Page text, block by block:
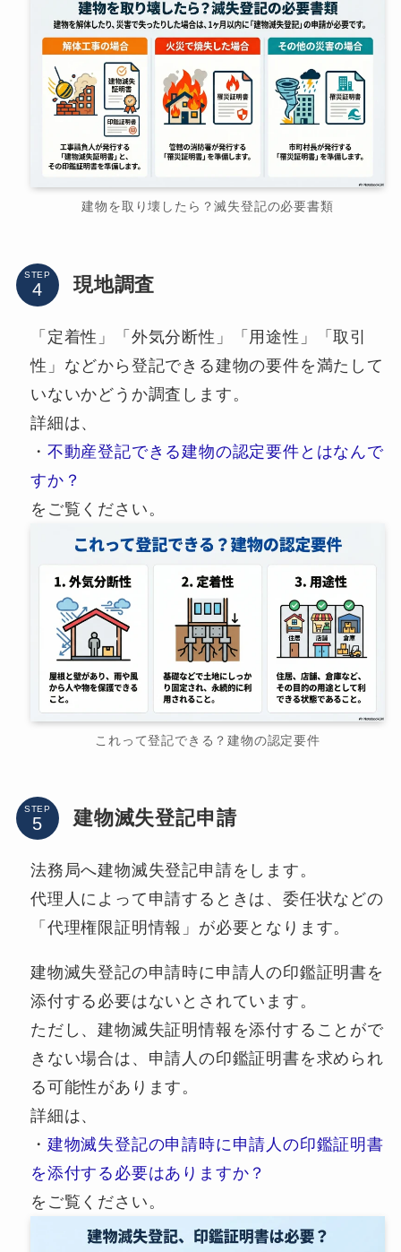
建物を取り壊したら？滅失登記の必要書類
STEP 現地調査
「定着性」「外気分断性」「用途性」「取引
性」などから登記できる建物の要件を満たして
いないかどうか調査します。
詳細は、
・ 不動産登記できる建物の認定要件とはなんで
すか？
をご覧ください。
これって登記できる？建物の認定要件
STEP 建物滅失登記申請
法務局へ建物滅失登記申請をします。
代理人によって申請するときは、委任状などの
「代理権限証明情報」が必要となります。
建物滅失登記の申請時に申請人の印鑑証明書を
添付する必要はないとされています。
ただし、建物滅失証明情報を添付することがで
きない場合は、申請人の印鑑証明書を求められ
る可能性があります。
詳細は、
・ 建物滅失登記の申請時に申請人の印鑑証明書
を添付する必要はありますか？
をご覧ください。